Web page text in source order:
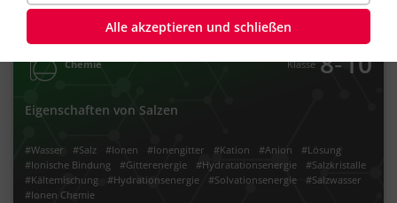
Chemie Klasse 8‐10
Eigenschaften von Salzen
#Wasser #Salz #Ionen #Ionengitter #Kation #Anion
#Lösung
#Ionische Bindung
#Gitterenergie #Hydratationsenergie
#Salzkristalle
#Kältemischung
#Hydrationsenergie #Solvationsenergie
#Salzwasser
#Ionen Chemie
Alle akzeptieren und schließen